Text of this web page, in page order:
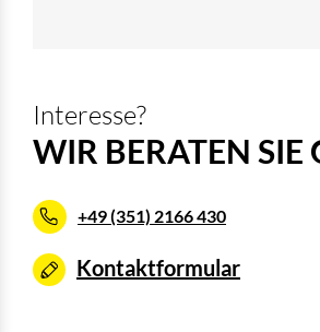
Interesse?
WIR BERATEN SIE
+49 (351) 2166 430
Kontaktformular